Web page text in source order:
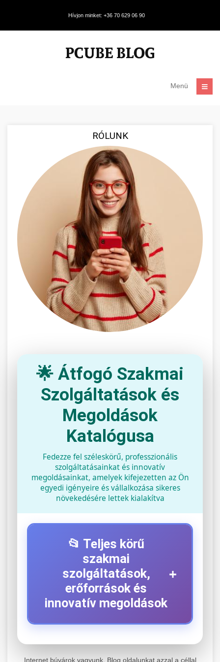
Hívjon minket: +36 70 629 06 90
Menü
RÓLUNK
🌟 Átfogó Szakmai
Szolgáltatások és
Megoldások
Katalógusa
Fedezze fel széleskörű, professzionális
szolgáltatásainkat és innovatív
megoldásainkat, amelyek kifejezetten az Ön
egyedi igényeire és vállalkozása sikeres
növekedésére lettek kialakítva
📂 Teljes körű
szakmai
szolgáltatások,
erőforrások és
innovatív megoldások
+
+
Internet búvárok vagyunk. Blog oldalunkat azzal a céllal